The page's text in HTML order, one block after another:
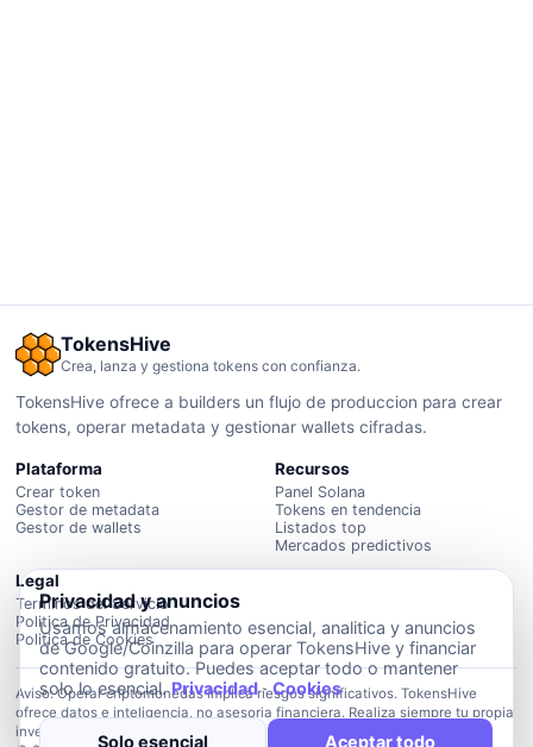
TokensHive
Crea, lanza y gestiona tokens con confianza.
TokensHive ofrece a builders un flujo de produccion para crear
tokens, operar metadata y gestionar wallets cifradas.
Plataforma
Crear token
Gestor de metadata
Gestor de wallets
Recursos
Panel Solana
Tokens en tendencia
Listados top
Mercados predictivos
Legal
Terminos del Servicio
Politica de Privacidad
Politica de Cookies
Aviso: Operar criptomonedas implica riesgos significativos. TokensHive
ofrece datos e inteligencia, no asesoria financiera. Realiza siempre tu propia
investigacion.
Privacidad y anuncios
Usamos almacenamiento esencial, analitica y anuncios
de Google/Coinzilla para operar TokensHive y financiar
contenido gratuito. Puedes aceptar todo o mantener
solo lo esencial.Privacidad · Cookies
Solo esencial Aceptar todo